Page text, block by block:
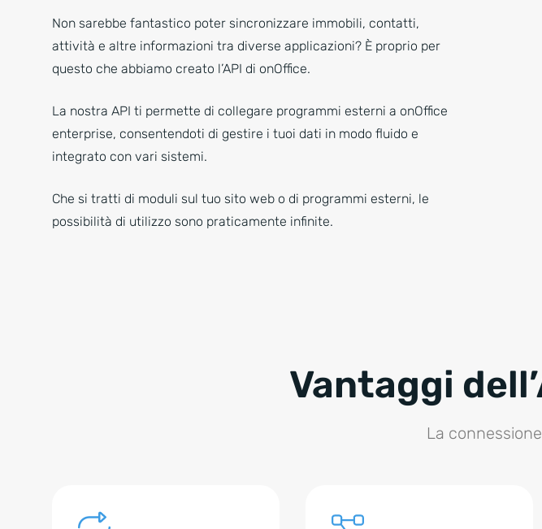
Non sarebbe fantastico poter sincronizzare immobili, contatti,
attività e altre informazioni tra diverse applicazioni? È proprio per
questo che abbiamo creato l’API di onOffice.
La nostra API ti permette di collegare programmi esterni a onOffice
enterprise, consentendoti di gestire i tuoi dati in modo fluido e
integrato con vari sistemi.
Che si tratti di moduli sul tuo sito web o di programmi esterni, le
possibilità di utilizzo sono praticamente infinite.
Vantaggi
La